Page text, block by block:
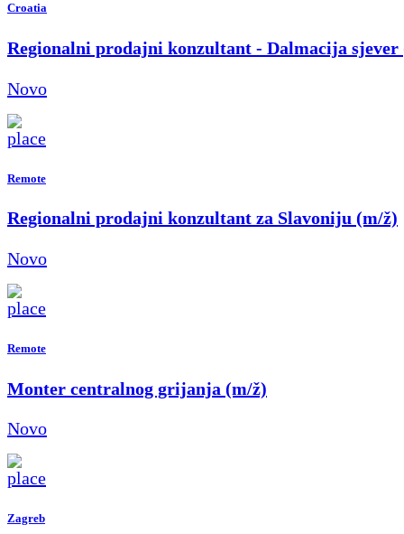
Croatia
Regionalni prodajni konzultant - Dalmacija sjever
Novo
Remote
Regionalni prodajni konzultant za Slavoniju (m/ž)
Novo
Remote
Monter centralnog grijanja (m/ž)
Novo
Zagreb